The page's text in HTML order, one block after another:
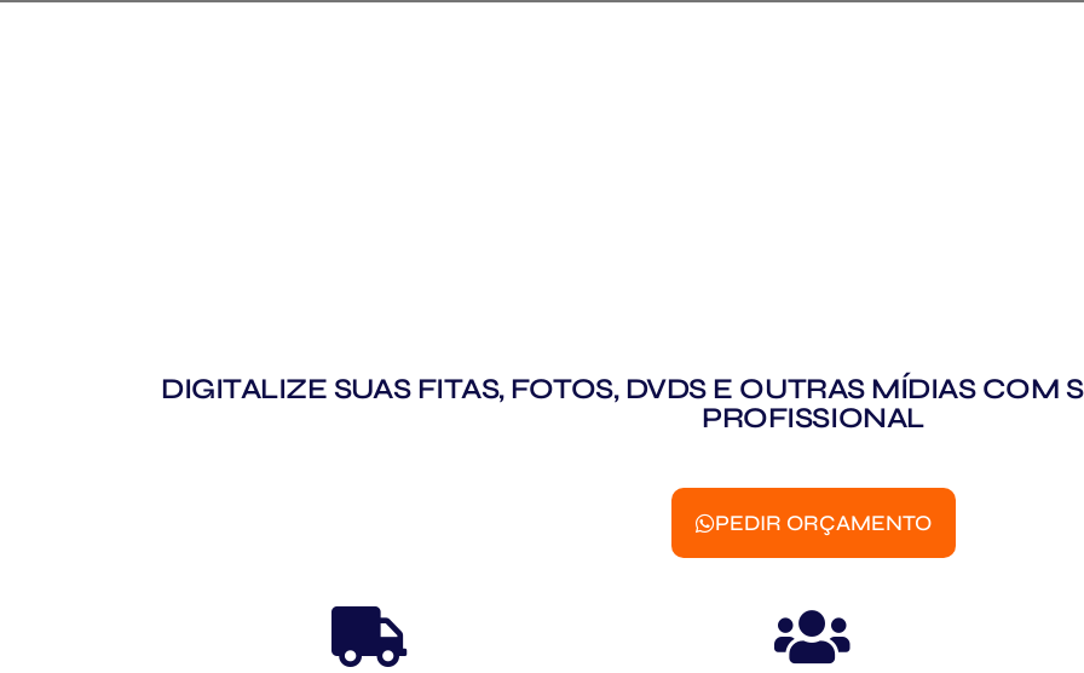
DIGITALIZE SUAS FITAS, FOTOS, DVDS E OUTRAS MÍDIAS COM
PROFISSIONAL
PEDIR ORÇAMENTO